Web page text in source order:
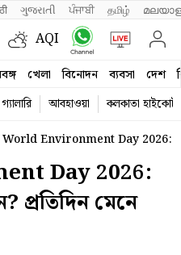
ગુજરાતી ਪੰਜਾਬੀ தமிழ்
AQI
খেলা বিনোদন ব্যবসা দেশ
আবহাওয়া
কলকাতা হাইকোর্ট
World Environment Day 2026:
Day 2026:
প্রতিদিন মেনে